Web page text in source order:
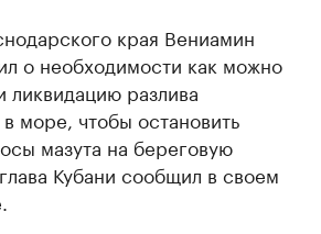
края Вениамин
о необходимости как можно
ликвидацию разлива
море, чтобы остановить
мазута на береговую
Кубани сообщил в своем